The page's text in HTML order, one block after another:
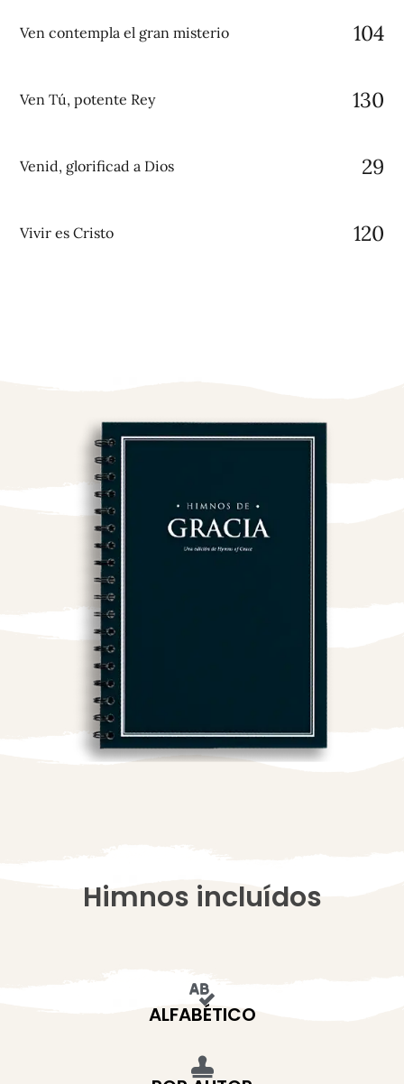
Ven contempla el gran misterio 104
Ven Tú, potente Rey 130
Venid, glorificad a Dios 29
Vivir es Cristo 120
Himnos incluídos
ALFABÉTICO